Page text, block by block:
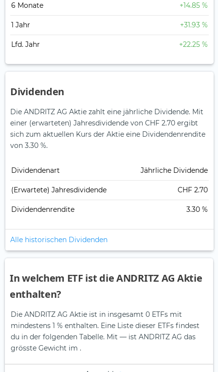
6 Monate +14.85 %
1 Jahr +31.93 %
Lfd. Jahr +22.25 %
Dividenden
Die ANDRITZ AG Aktie zahlt eine jährliche Dividende. Mit
einer (erwarteten) Jahresdividende von CHF 2.70 ergibt
sich zum aktuellen Kurs der Aktie eine Dividendenrendite
von 3.30 %.
Dividendenart Jährliche Dividende
(Erwartete) Jahresdividende CHF 2.70
Dividendenrendite 3.30 %
Alle historischen Dividenden
In welchem ETF ist die ANDRITZ AG Aktie
enthalten?
Die ANDRITZ AG Aktie ist in insgesamt 0 ETFs mit
mindestens 1 % enthalten. Eine Liste dieser ETFs findest
du in der folgenden Tabelle. Mit — ist ANDRITZ AG das
grösste Gewicht im .